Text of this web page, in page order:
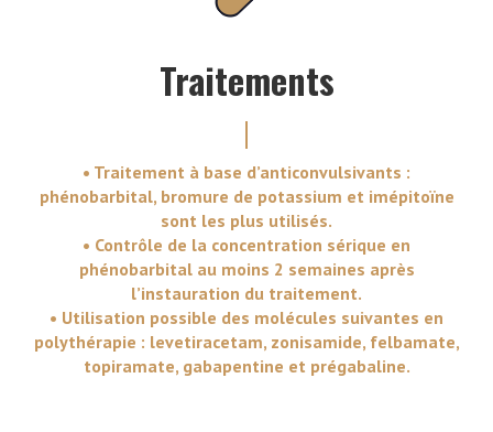
Traitements
• Traitement à base d’anticonvulsivants :
phénobarbital, bromure de potassium et imépitoïne
sont les plus utilisés.
• Contrôle de la concentration sérique en
phénobarbital au moins 2 semaines après
l’instauration du traitement.
• Utilisation possible des molécules suivantes en
polythérapie : levetiracetam, zonisamide, felbamate,
topiramate, gabapentine et prégabaline.